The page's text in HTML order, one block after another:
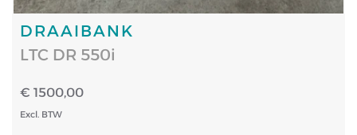
DRAAIBANK
LTC DR 550i
€ 1500,00
Excl. BTW